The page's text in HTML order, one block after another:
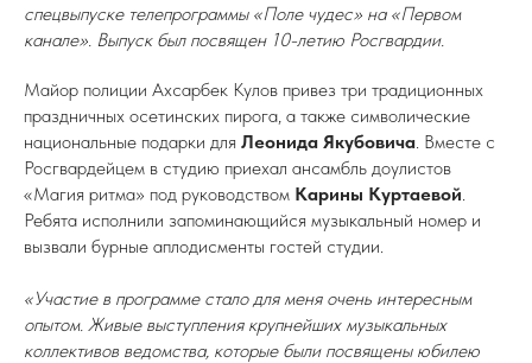
спецвыпуске телепрограммы «Поле чудес» на «Первом
канале». Выпуск был посвящен 10-летию Росгвардии.
Майор полиции Ахсарбек Кулов привез три традиционных
праздничных осетинских пирога, а также символические
национальные подарки для Леонида Якубовича. Вместе с
Росгвардейцем в студию приехал ансамбль доулистов
«Магия ритма» под руководством Карины Куртаевой.
Ребята исполнили запоминающийся музыкальный номер и
вызвали бурные аплодисменты гостей студии.
«Участие в программе стало для меня очень интересным
опытом. Живые выступления крупнейших музыкальных
коллективов ведомства, которые были посвящены юбилею